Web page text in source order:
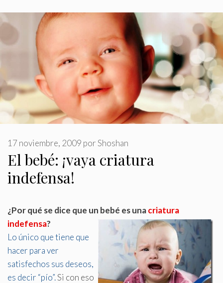
El bebé: ¡vaya criatura
indefensa!
17 noviembre, 2009 porShoshan
¿Por qué se dice que un bebé es unacriatura
indefensa?
Lo único que tiene que
hacer para ver
satisfechos sus deseos,
es decir “pío”.Si con eso